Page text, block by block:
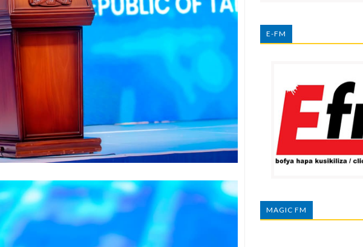
E-FM
MAGIC FM